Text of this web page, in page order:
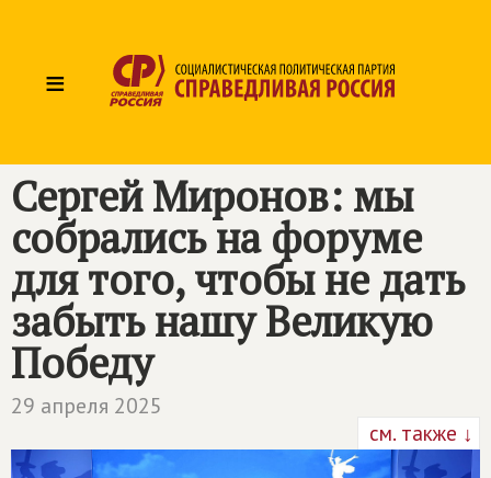
≡
Сергей Миронов: мы
собрались на форуме
для того, чтобы не дать
забыть нашу Великую
Победу
29 апреля 2025
см. также ↓